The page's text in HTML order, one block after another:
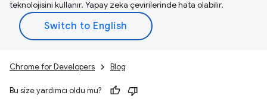
teknolojisini kullanır. Yapay zeka çevirilerinde hata olabilir.
Chrome for Developers Blog
Bu size yardımcı oldu mu?